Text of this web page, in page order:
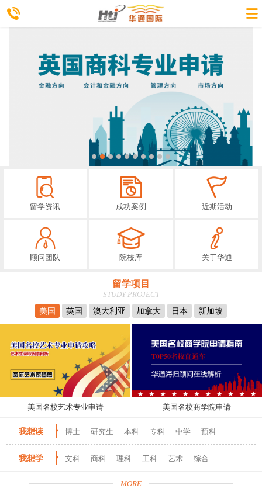
留学资讯 成功案例 近期活动
顾问团队 院校库 关于华通
留学项目
STUDY PROJECT
美国
英国 澳大利亚 加拿大 日本 新加坡
美国名校艺术专业申请 美国名校商学院申请
我想读 博士 研究生 本科 专科 中学 预科
我想学 文科 商科 理科 工科 艺术 综合
MORE